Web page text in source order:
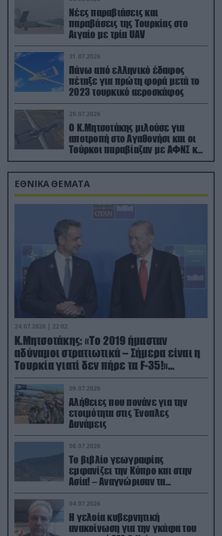
Νέες παραβιάσεις και
παραβάσεις της Τουρκίας στο
Αιγαίο με τρία UAV
31.07.2026
Πάνω από ελληνικό έδαφος
πέταξε για πρώτη φορά μετά το
2023 τουρκικό αεροσκάφος
29.07.2026
Ο Κ.Μητσοτάκης μιλούσε για
αποτροπή στο Αγαθονήσι και οι
Τούρκοι παραβίαζαν με ΑΦΝΣ και
drone
ΕΘΝΙΚΑ ΘΕΜΑΤΑ
24.07.2026 | 22:02
Κ.Μητσοτάκης: «Το 2019 ήμασταν
αδύναμοι στρατιωτικά – Σήμερα είναι η
Τουρκία γιατί δεν πήρε τα F-35!»
(βίντεο)
09.07.2026
Αλήθειες που πονάνε για την
ετοιμότητα στις Ένοπλες
Δυνάμεις
08.07.2026
Το βιβλίο γεωγραφίας
εμφανίζει την Κύπρο και στην
Ασία! – Αναγνώρισαν τα
κατεχόμενα; (φωτο)
04.07.2026
Η γελοία κυβερνητική
ανακοίνωση για την γκάφα του